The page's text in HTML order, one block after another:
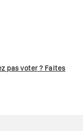
pas voter ? Faites